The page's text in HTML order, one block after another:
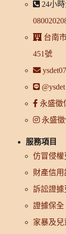
24小
台南
451號
@ysdet
永盛徵
永盛
服務項目
仿冒侵權
財產信用
訴訟證據
證據保全
家暴及